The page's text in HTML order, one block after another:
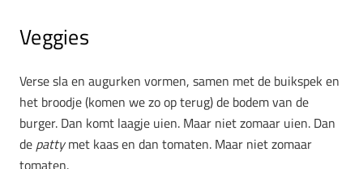
Veggies
Verse sla en augurken vormen, samen met de buikspek en
het broodje (komen we zo op terug) de bodem van de
burger. Dan komt laagje uien. Maar niet zomaar uien. Dan
de pattymet kaas en dan tomaten. Maar niet zomaar
tomaten.